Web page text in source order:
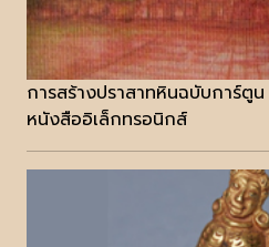
การสร้างปราสาทหินฉบับการ์ตูน
หนังสืออิเล็กทรอนิกส์